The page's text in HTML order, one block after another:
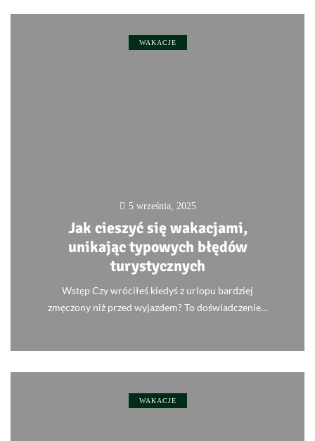
WAKACJE
5 września, 2025
Jak cieszyć się wakacjami,
unikając typowych błędów
turystycznych
Wstęp Czy wróciłeś kiedyś z urlopu bardziej
zmęczony niż przed wyjazdem? To doświadczenie…
WAKACJE